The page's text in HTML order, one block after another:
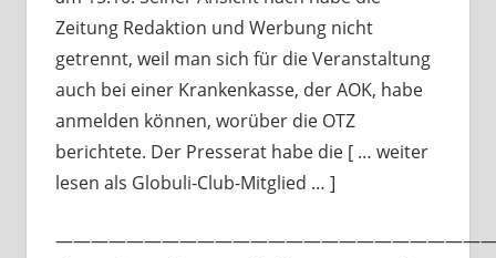
Zeitung Redaktion und Werbung nicht
getrennt, weil man sich für die Veranstaltung
auch bei einer Krankenkasse, der AOK, habe
anmelden können, worüber die OTZ
berichtete. Der Presserat habe die [ … weiter
lesen als Globuli-Club-Mitglied … ]